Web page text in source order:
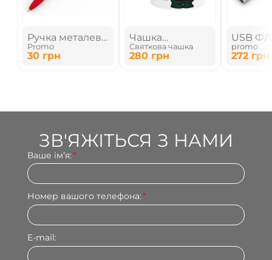
Ручка металева
з soft touch, 144
мм
Promo
30 грн
Чашка
"Зимовий
Дегустатор
Святкова чашка
280 грн
USB
3.0
promo
272 грн
ЗВ'ЯЖІТЬСЯ З НАМИ
Ваше імʼя:*
Номер вашого телефона:*
E-mail: